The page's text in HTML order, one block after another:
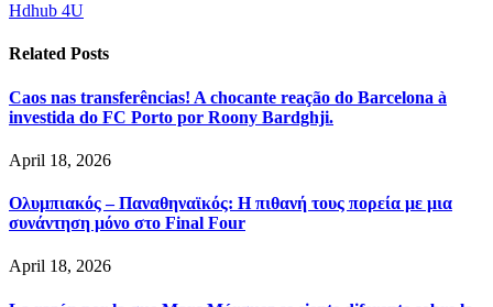
Hdhub 4U
Related Posts
Caos nas transferências! A chocante reação do Barcelona à
investida do FC Porto por Roony Bardghji.
April 18, 2026
Ολυμπιακός – Παναθηναϊκός: Η πιθανή τους πορεία με μια
συνάντηση μόνο στο Final Four
April 18, 2026